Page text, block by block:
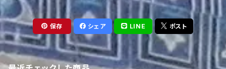
保存 シェア LINE ポスト